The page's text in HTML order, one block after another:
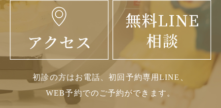
初診の方はお電話、初回予約専用LINE、
WEB予約でのご予約ができます。